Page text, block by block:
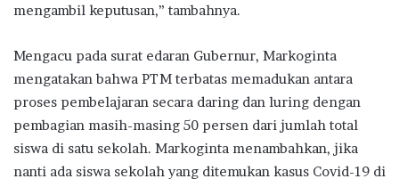
mengambil keputusan,” tambahnya.
Mengacu pada surat edaran Gubernur, Markoginta
mengatakan bahwa PTM terbatas memadukan antara
proses pembelajaran secara daring dan luring dengan
pembagian masih-masing 50 persen dari jumlah total
siswa di satu sekolah. Markoginta menambahkan, jika
nanti ada siswa sekolah yang ditemukan kasus Covid-19 di